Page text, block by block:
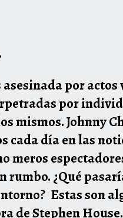
por
por
mismos. Johnny
cada día en las
meros
¿Qué
Estas son
de Stephen